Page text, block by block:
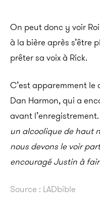
On peut donc y voir
à la bière après s’être
prêter sa voix à Rick.
C’est apparemment le
Dan Harmon, qui a
avant
un alcoolique de haut
nous devons le voir
encouragé Justin à
Source : LADbible